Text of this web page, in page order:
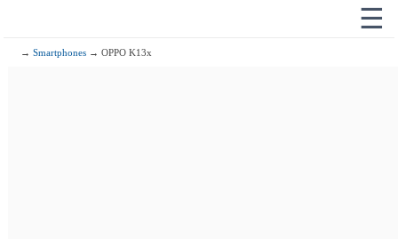
☰
→Smartphones → OPPO K13x